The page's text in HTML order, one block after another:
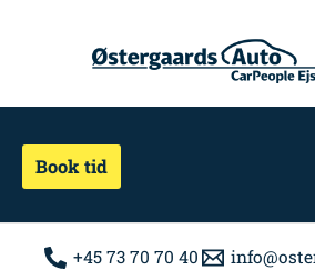
Book tid
+45 73 70 70 40